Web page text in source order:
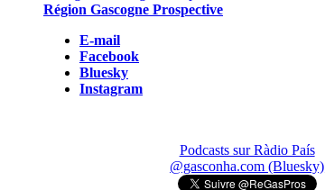
Région Gascogne Prospective
E-mail
Facebook
Bluesky
Instagram
Podcasts sur Ràdio País
@gasconha.com (Bluesky)